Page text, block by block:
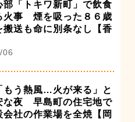
部「トキワ新町」で飲食
火事 煙を吸った８６歳
搬送も命に別条なし【香
06
もう熱風…火が来る」と
な夜 早島町の住宅地で
社の作業場を全焼【岡